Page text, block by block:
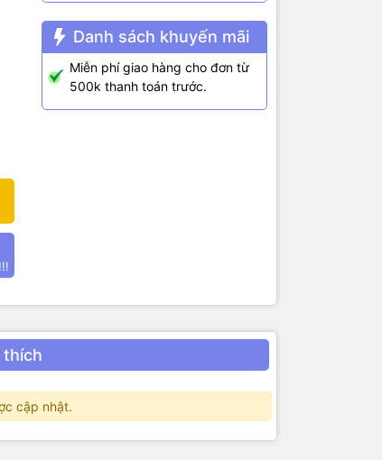
Danh sách khuyến mãi
Miễn phí giao hàng cho đơn từ
500k thanh toán trước.
thích
cập nhật.